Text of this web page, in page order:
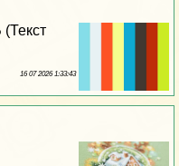
16 07 2026 1:33:43